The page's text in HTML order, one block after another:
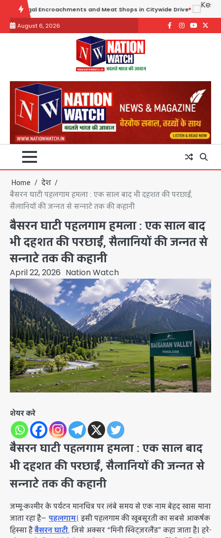
content
and Meat Shops in Citywide Drive
August 6, 2026 FacebookInstagram
youtube
Home
देश
बैसरन घाटी पहलगाम हमला : एक साल बाद भी दहशत की परछाईं,
सैलानियों की जन्नत से सन्नाटे तक की कहानी
बैसरन घाटी पहलगाम हमला : एक साल बाद
भी दहशत की परछाईं, सैलानियों की जन्नत से
सन्नाटे तक की कहानी
April 22, 2026 Nation Watch
शेयर करे
बैसरन घाटी पहलगाम हमला : एक साल बाद
भी दहशत की परछाईं, सैलानियों की जन्नत से
सन्नाटे तक की कहानी
जम्मू-कश्मीर के पर्यटन मानचित्र पर लंबे समय से एक नाम बेहद खास माना
जाता रहा है—पहलगाम। इसी पहलगाम की खूबसूरती का सबसे आकर्षक
हिस्सा हैबैसरन घाटी,जिसे अक्सर “मिनी स्विट्ज़रलैंड” कहा जाता है। हरे-